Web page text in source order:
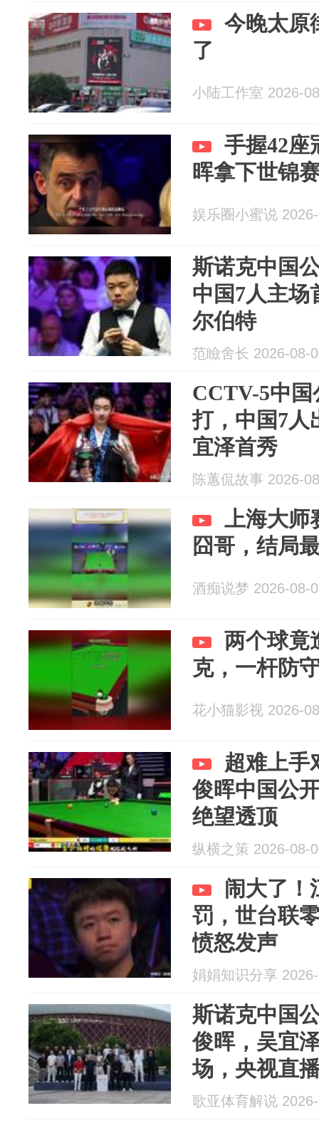
今晚太原
了
小陆工作室 2026-
手握42座
晖拿下世锦
娱乐圈小蜜说
斯诺克中国
中国7人主场
尔伯特
范瞼舍长 2026-08-
CCTV-5中
打，中国7人
宜泽首秀
陈蕙侃故事 2026-
上海大师
囧哥，结局
酒痴说梦 2026-08-
两个球竟
克，一杆防
花小猫影视 2026-
超难上手
俊晖中国公
绝望透顶
纵横之策 2026-08-
闹大了！
罚，世台联
愤怒发声
娟娟知识分享
斯诺克中国
俊晖，吴宜
场，央视直
歌亚体育解说